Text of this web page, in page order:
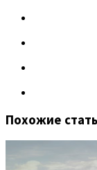
Похожие